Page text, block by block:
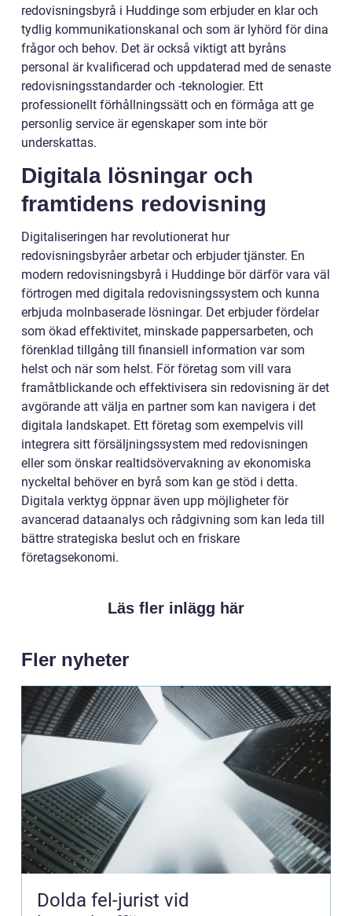
redovisningsbyrå i Huddinge som erbjuder en klar och
tydlig kommunikationskanal och som är lyhörd för dina
frågor och behov. Det är också viktigt att byråns
personal är kvalificerad och uppdaterad med de senaste
redovisningsstandarder och -teknologier. Ett
professionellt förhållningssätt och en förmåga att ge
personlig service är egenskaper som inte bör
underskattas.
Digitala lösningar och
framtidens redovisning
Digitaliseringen har revolutionerat hur
redovisningsbyråer arbetar och erbjuder tjänster. En
modern redovisningsbyrå i Huddinge bör därför vara väl
förtrogen med digitala redovisningssystem och kunna
erbjuda molnbaserade lösningar. Det erbjuder fördelar
som ökad effektivitet, minskade pappersarbeten, och
förenklad tillgång till finansiell information var som
helst och när som helst. För företag som vill vara
framåtblickande och effektivisera sin redovisning är det
avgörande att välja en partner som kan navigera i det
digitala landskapet. Ett företag som exempelvis vill
integrera sitt försäljningssystem med redovisningen
eller som önskar realtidsövervakning av ekonomiska
nyckeltal behöver en byrå som kan ge stöd i detta.
Digitala verktyg öppnar även upp möjligheter för
avancerad dataanalys och rådgivning som kan leda till
bättre strategiska beslut och en friskare
företagsekonomi.
Läs fler inlägg här
Fler nyheter
Dolda fel-jurist vid